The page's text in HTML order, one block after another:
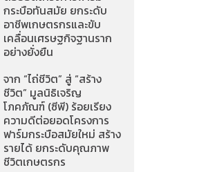
กระบือทันสมัย ยกระดับ
อาชีพเกษตรกรและขับ
เคลื่อนเศรษฐกิจฐานราก
อย่างยั่งยืน
จาก “ไถ่ชีวิต” สู่ “สร้าง
ชีวิต” มูลนิธิเจริญ
โภคภัณฑ์ (ซีพี) ร้อยเรียง
ความดีต่อยอดโครงการ
ฟาร์มกระบือสมัยใหม่ สร้าง
รายได้ ยกระดับคุณภาพ
ชีวิตเกษตรกร